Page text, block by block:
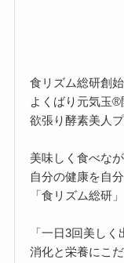
食リズム総研創
よくばり元気玉®
欲張り酵素美人
美味しく食べな
自分の健康を自
「食リズム総研
「一日3回美しく
消化と栄養にこ